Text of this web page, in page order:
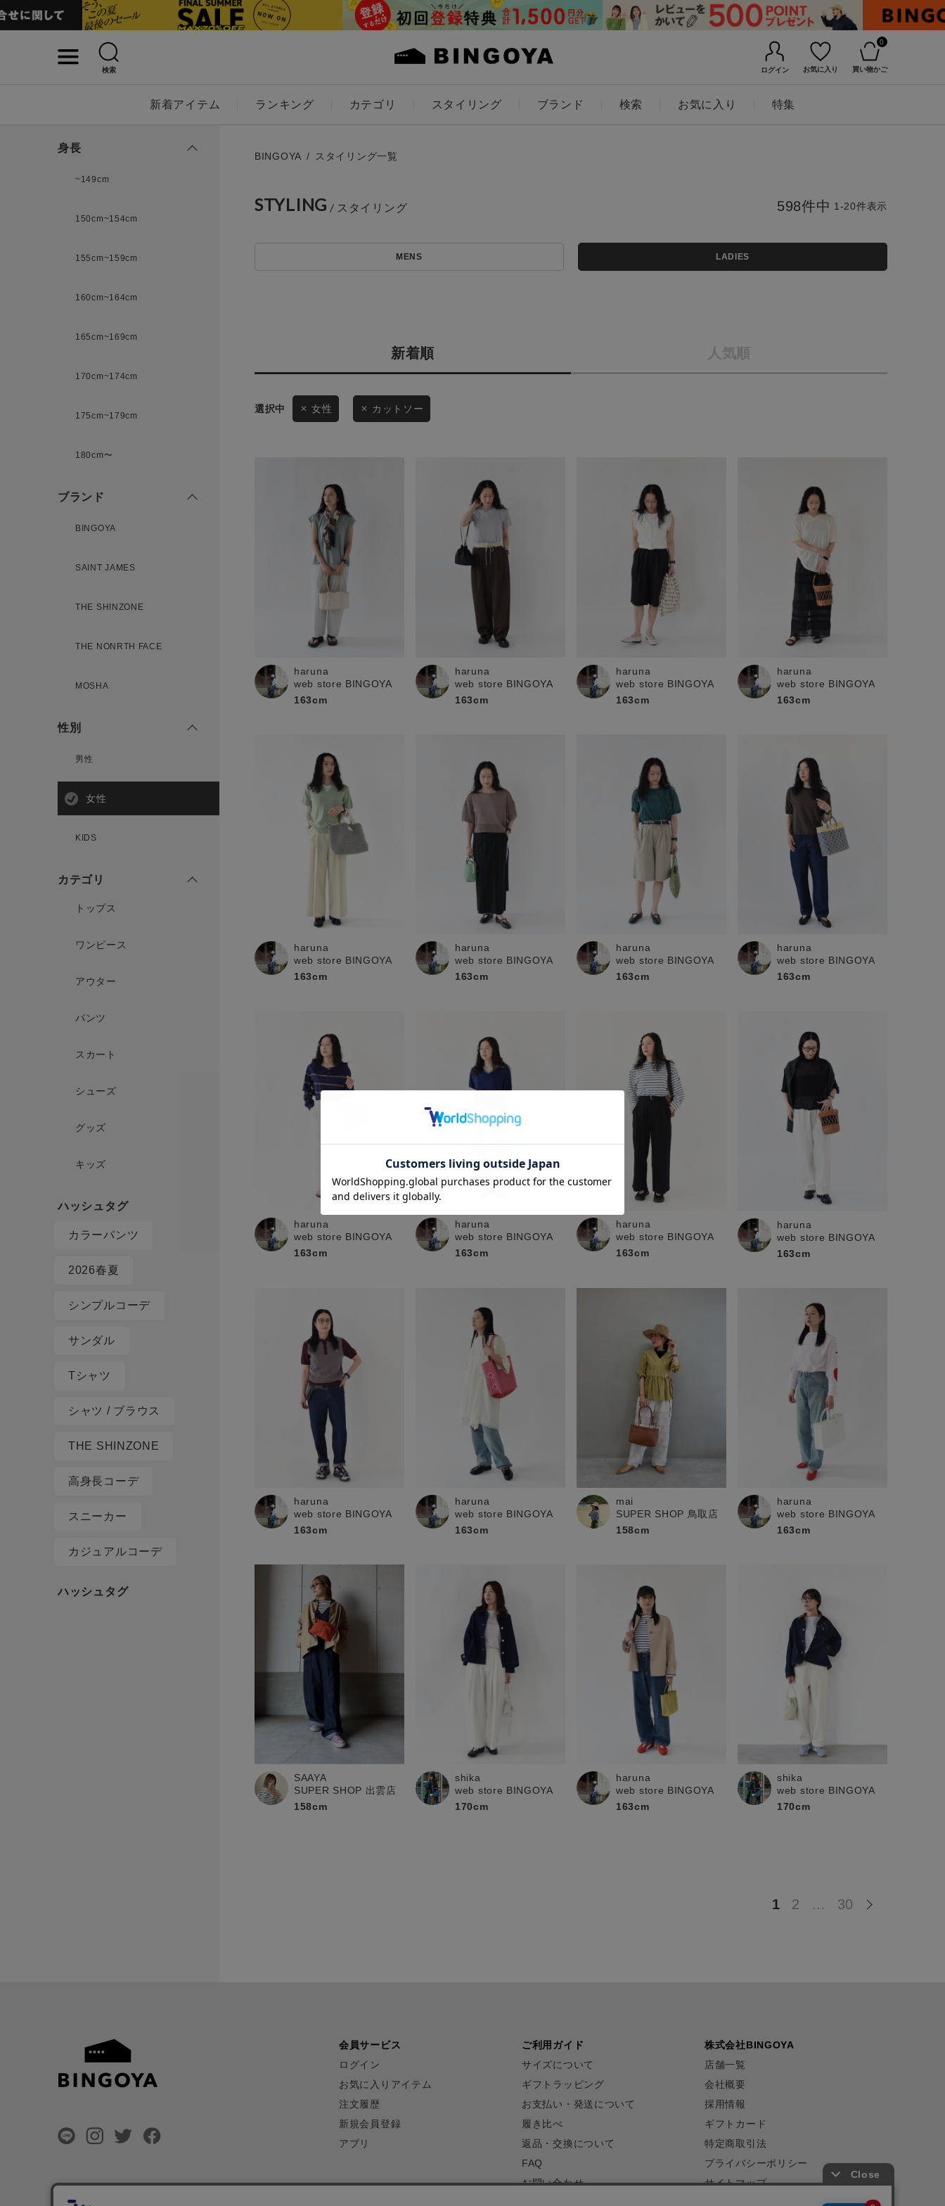
検索 ログイン お気に入り
0
買い物かご
新着アイテム ランキング カテゴリ スタイリング ブランド 検索 お気に入り 特集
条件絞り込み検索
カテゴリから探す
店舗一覧
会社概要
お知らせ・ご利用ガイド
お知らせ
ギフトラッピング
お問い合わせ
無料公式アプリダウンロード
キーワード
LADIES KIDS
価格
在庫なし含む
この条件で絞り込む
身長
~149cm
150cm~154cm
155cm~159cm
160cm~164cm
165cm~169cm
170cm~174cm
175cm~179cm
180cm〜
ブランド
BINGOYA
SAINT JAMES
THE SHINZONE
THE NONRTH FACE
MOSHA
性別
男性
女性
KIDS
カテゴリ
トップス
ワンピース
アウター
パンツ
スカート
シューズ
グッズ
キッズ
カラーパンツ
2026春夏
シンプルコーデ
サンダル
Tシャツ
シャツ / ブラウス
THE SHINZONE
高身長コーデ
スニーカー
カジュアルコーデ
BINGOYA スタイリング一覧
STYLING
MENS LADIES
新着順 人気順
598件中 1-20件表示
女性 カットソー
haruna
web store BINGOYA
163cm
haruna
web store BINGOYA
163cm
haruna
web store BINGOYA
163cm
haruna
web store BINGOYA
163cm
haruna
web store BINGOYA
163cm
haruna
web store BINGOYA
163cm
haruna
web store BINGOYA
163cm
haruna
web store BINGOYA
163cm
haruna
web store BINGOYA
163cm
haruna
web store BINGOYA
163cm
haruna
web store BINGOYA
163cm
haruna
web store BINGOYA
163cm
haruna
web store BINGOYA
163cm
haruna
web store BINGOYA
163cm
mai
SUPER SHOP 鳥取店
158cm
haruna
web store BINGOYA
163cm
SAAYA
SUPER SHOP 出雲店
158cm
shika
web store BINGOYA
170cm
haruna
web store BINGOYA
163cm
shika
web store BINGOYA
170cm
1 2 … 30
会員サービス
ログイン
お気に入りアイテム
注文履歴
新規会員登録
アプリ
ご利用ガイド
サイズについて
ギフトラッピング
お支払い・発送について
履き比べ
返品・交換について
FAQ
お問い合わせ
株式会社BINGOYA
店舗一覧
会社概要
採用情報
ギフトカード
特定商取引法
プライバシーポリシー
サイトマップ